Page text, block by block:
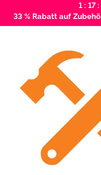
1 : 17
33 % Rabatt auf